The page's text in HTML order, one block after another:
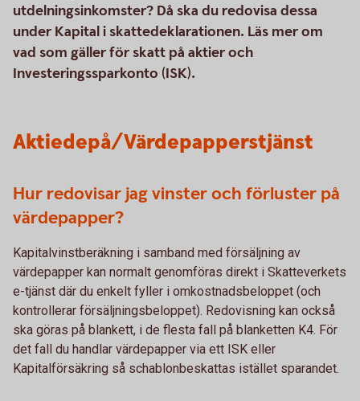
utdelningsinkomster? Då ska du redovisa dessa
under Kapital i skattedeklarationen. Läs mer om
vad som gäller för skatt på aktier och
Investeringssparkonto (ISK).
Aktiedepå/Värdepapperstjänst
Hur redovisar jag vinster och förluster på
värdepapper?
Kapitalvinstberäkning i samband med försäljning av
värdepapper kan normalt genomföras direkt i Skatteverkets
e-tjänst där du enkelt fyller i omkostnadsbeloppet (och
kontrollerar försäljningsbeloppet). Redovisning kan också
ska göras på blankett, i de flesta fall på blanketten K4. För
det fall du handlar värdepapper via ett ISK eller
Kapitalförsäkring så schablonbeskattas istället sparandet.